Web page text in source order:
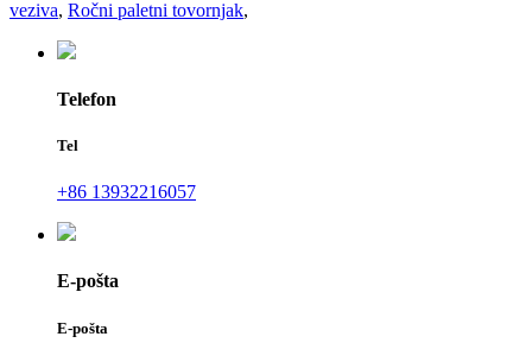
veziva, Ročni paletni tovornjak,
Telefon
Tel
+86 13932216057
E-pošta
E-pošta